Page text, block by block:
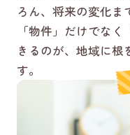
ろん、将来の変化ま
「物件」だけでな
きるのが、地域に
す。